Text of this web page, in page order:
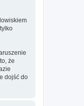
że
dojść do